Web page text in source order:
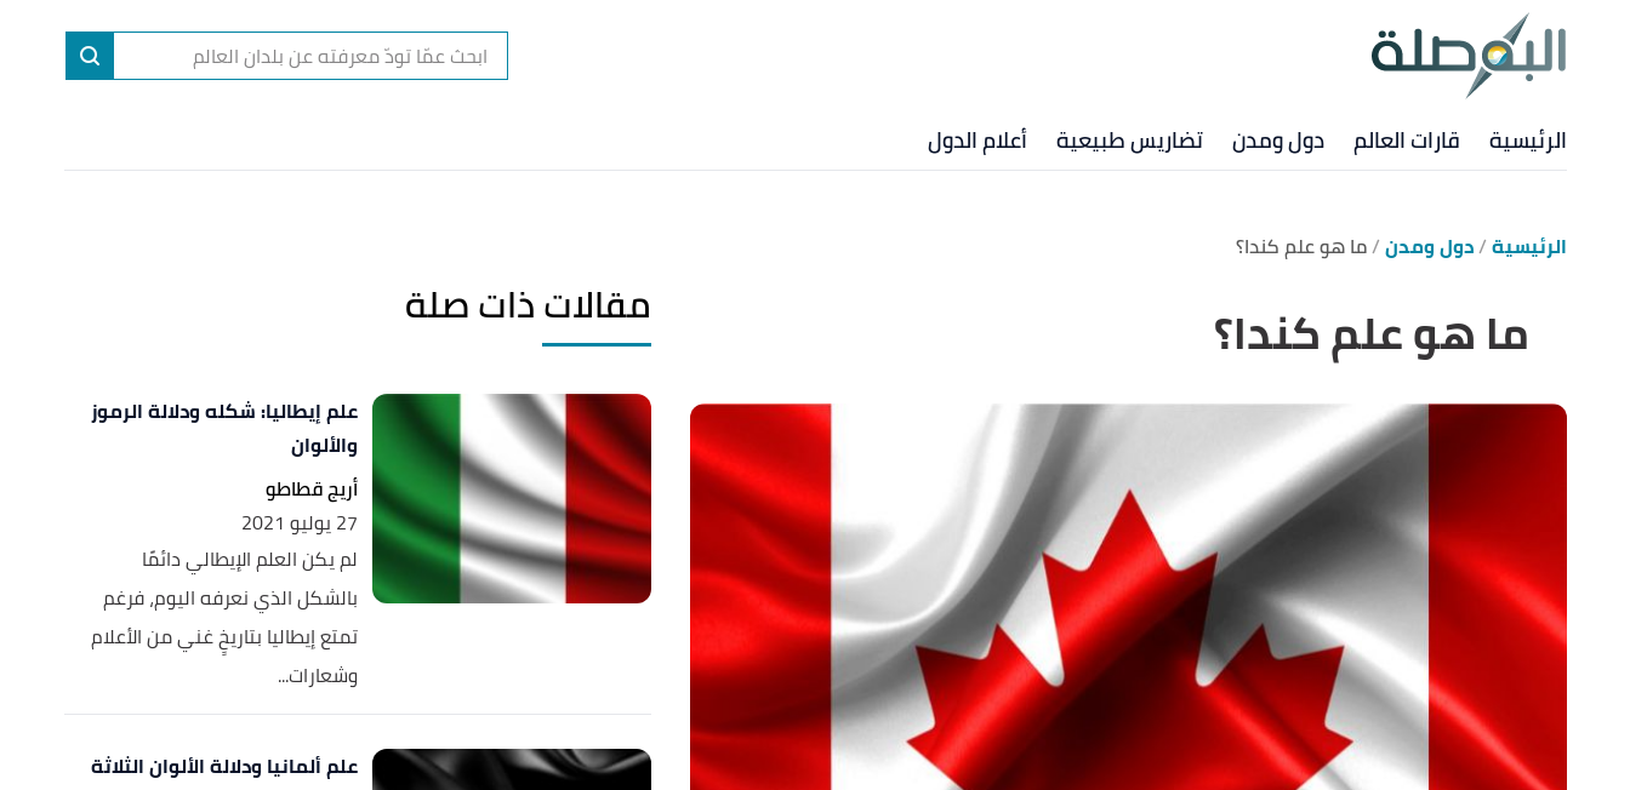
الرئيسية قارات العالم دول ومدن تضاريس طبيعية أعلام الدول
الرئيسية دول ومدن ما هو علم كندا؟
ما هو علم كندا؟ مقالات ذات صلة
علم إيطاليا: شكله ودلالة الرموز
والألوان
أريج قطاطو
27 يوليو 2021
لم يكن العلم الإيطالي دائمًا
بالشكل الذي نعرفه اليوم، فرغم
تمتع إيطاليا بتاريخٍ غني من الأعلام
وشعارات...
علم ألمانيا ودلالة الألوان الثلاثة